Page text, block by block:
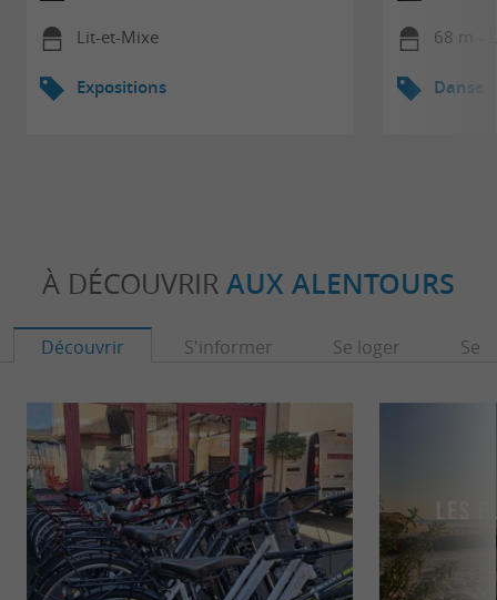
Lit-et-Mixe
Expositions
68 m -
Danse
À DÉCOUVRIR AUX ALENTOURS
Découvrir S'informer Se loger Se